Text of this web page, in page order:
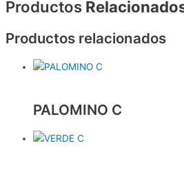
Productos
Productos relacionados
PALOMINO C